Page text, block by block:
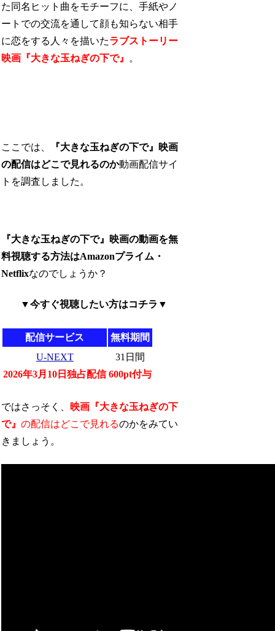
た同名ヒット曲をモチーフに、手紙やノ
ートでの交流を通して顔も知らない相手
に恋をする人々を描いたラブストーリー
映画『大きな玉ねぎの下で』
。
ここでは、
『大きな玉ねぎの下で』映画
の配信はどこで見れるのか動画配信サイ
トを調査しました。
『大きな玉ねぎの下で』映画の動画を無
料視聴する方法はAmazonプライム・
Netflixなのでしょうか？
▼今すぐ視聴したい方はコチラ▼
配信サービス
無料期間
U-NEXT
2026年3月10日独占配信
31日間
600pt付与
ではさっそく、
映画『大きな玉ねぎの下
で』の配信はどこで見れるのかをみてい
きましょう。